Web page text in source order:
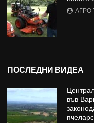
АГРО
ПОСЛЕДНИ ВИДЕА
във